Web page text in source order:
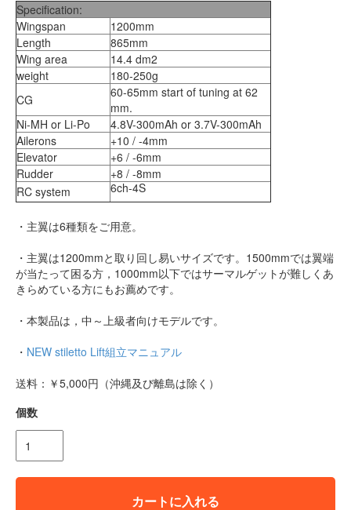
Specification:
Wingspan
1200mm
Length
865mm
Wing area
14.4 dm2
weight
180-250g
CG
60-65mm start of tuning at 62
mm.
Ni-MH or Li-Po
4.8V-300mAh or 3.7V-300mAh
Ailerons
+10 / -4mm
Elevator
+6 / -6mm
Rudder
+8 / -8mm
RC system
6ch-4S
・主翼は6種類をご用意。
・主翼は1200mmと取り回し易いサイズです。1500mmでは翼端
が当たって困る方，1000mm以下ではサーマルゲットが難しくあ
きらめている方にもお薦めです。
・本製品は，中～上級者向けモデルです。
・ NEW stiletto Lift組立マニュアル
送料：￥5,000円（沖縄及び離島は除く）
個数
カートに入れる